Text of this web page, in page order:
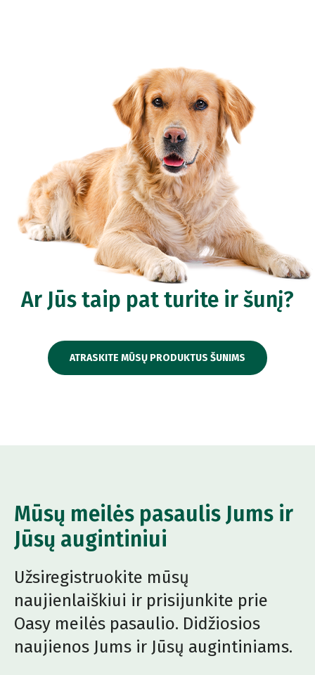
Ar Jūs taip pat turite ir šunį?
ATRASKITE MŪSŲ PRODUKTUS ŠUNIMS
Mūsų meilės pasaulis Jums ir
Jūsų augintiniui
Užsiregistruokite mūsų
naujienlaiškiui ir prisijunkite prie
Oasy meilės pasaulio. Didžiosios
naujienos Jums ir Jūsų augintiniams.